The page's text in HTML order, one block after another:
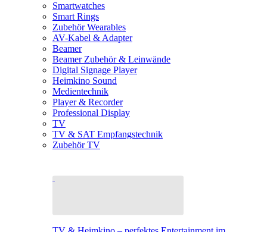
Smartwatches
Smart Rings
Zubehör Wearables
AV-Kabel & Adapter
Beamer
Beamer Zubehör & Leinwände
Digital Signage Player
Heimkino Sound
Medientechnik
Player & Recorder
Professional Display
TV
TV & SAT Empfangstechnik
Zubehör TV